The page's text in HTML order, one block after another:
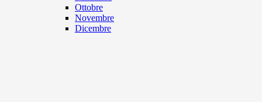
Ottobre
Novembre
Dicembre